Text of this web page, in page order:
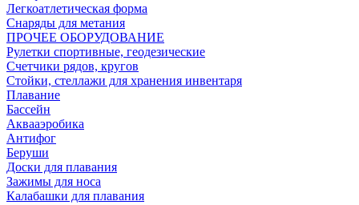
Легкоатлетическая форма
Снаряды для метания
ПРОЧЕЕ ОБОРУДОВАНИЕ
Рулетки спортивные, геодезические
Счетчики рядов, кругов
Стойки, стеллажи для хранения инвентаря
Плавание
Бассейн
Аквааэробика
Антифог
Беруши
Доски для плавания
Зажимы для носа
Калабашки для плавания